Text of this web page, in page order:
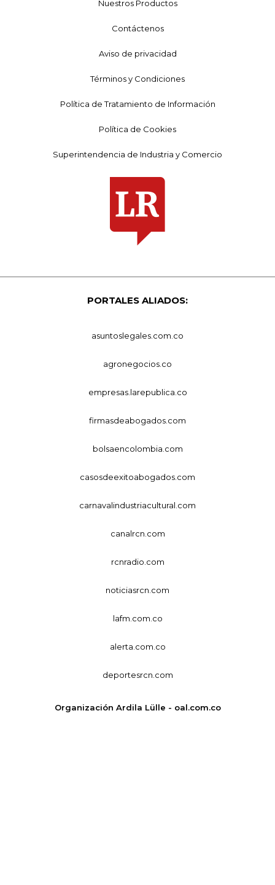
Nuestros Productos
Contáctenos
Aviso de privacidad
Términos y Condiciones
Política de Tratamiento de Información
Política de Cookies
Superintendencia de Industria y Comercio
PORTALES ALIADOS:
asuntoslegales.com.co
agronegocios.co
empresas.larepublica.co
firmasdeabogados.com
bolsaencolombia.com
casosdeexitoabogados.com
carnavalindustriacultural.com
canalrcn.com
rcnradio.com
noticiasrcn.com
lafm.com.co
alerta.com.co
deportesrcn.com
Organización Ardila Lülle - oal.com.co